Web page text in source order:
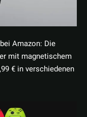
Amazon: Die
mit magnetischem
€ in verschiedenen